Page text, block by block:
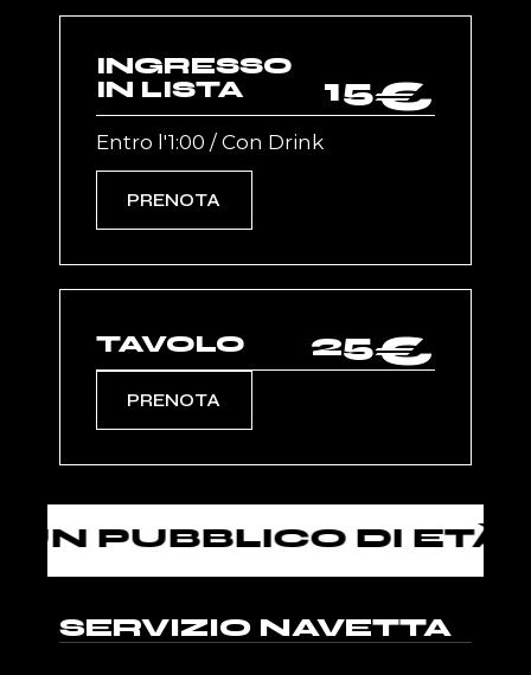
INGRESSO
IN LISTA
15€
Entro l'1:00 / Con Drink
PRENOTA
TAVOLO 25€
PRENOTA
DI ETÀ
SERVIZIO NAVETTA